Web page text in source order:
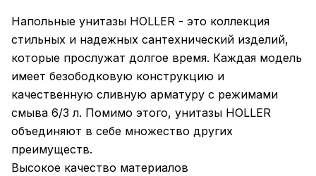
Напольные унитазы HOLLER - это коллекция
стильных и надежных сантехнический изделий,
которые прослужат долгое время. Каждая модель
имеет безободковую конструкцию и
качественную сливную арматуру с режимами
смыва 6/3 л. Помимо этого, унитазы HOLLER
объединяют в себе множество других
преимуществ.
Высокое качество материалов